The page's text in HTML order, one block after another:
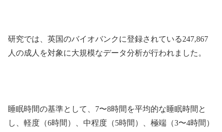
研究では、英国のバイオバンクに登録されている247,867
人の成人を対象に大規模なデータ分析が行われました。
睡眠時間の基準として、7〜8時間を平均的な睡眠時間と
し、軽度（6時間）、中程度（5時間）、極端（3〜4時間）